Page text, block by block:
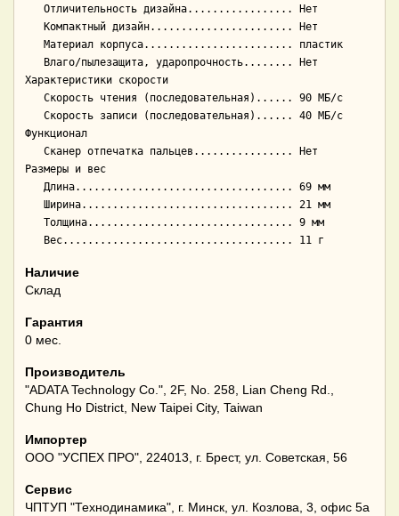
Характеристики скорости
Функционал
Размеры и вес
Наличие
Склад
Гарантия
0 мес.
Производитель
"ADATA Technology Co.", 2F, No. 258, Lian Cheng Rd.,
Chung Ho District, New Taipei City, Taiwan
Импортер
ООО "УСПЕХ ПРО", 224013, г. Брест, ул. Советская, 56
Сервис
ЧПТУП "Технодинамика", г. Минск, ул. Козлова, 3, офис 5а